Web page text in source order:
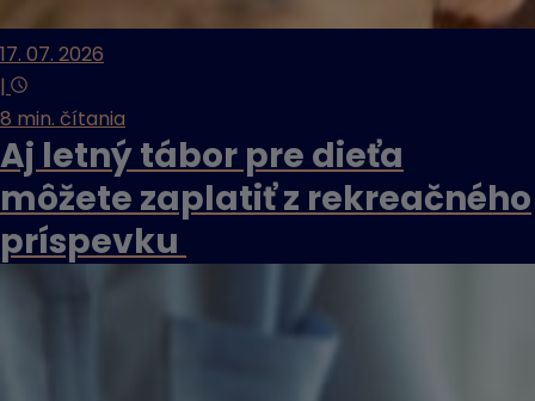
17. 07. 2026
|
8 min. čítania
Aj letný tábor pre dieťa
môžete zaplatiť z rekreačného
príspevku